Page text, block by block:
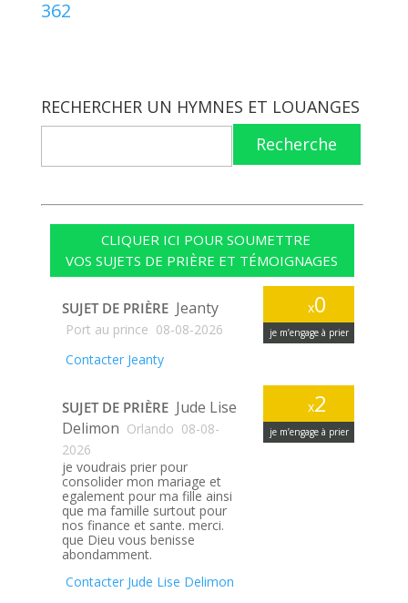
362
RECHERCHER UN HYMNES ET LOUANGES
Recherche
CLIQUER ICI POUR SOUMETTRE
VOS SUJETS DE PRIÈRE ET TÉMOIGNAGES
x0
je m’engage à prier
SUJET DE PRIÈRE Jeanty
Port au prince 08-08-2026
Contacter Jeanty
x2
je m’engage à prier
SUJET DE PRIÈRE Jude Lise
Delimon Orlando 08-08-
2026
je voudrais prier pour
consolider mon mariage et
egalement pour ma fille ainsi
que ma famille surtout pour
nos finance et sante. merci.
que Dieu vous benisse
abondamment.
Contacter Jude Lise Delimon